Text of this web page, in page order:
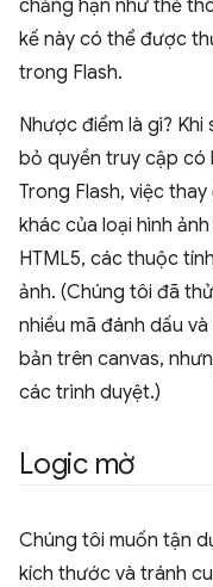
chẳng hạn như thẻ
kế này có thể được
trong Flash.
Nhược điểm là gì?
bỏ quyền truy cập có
Trong Flash, việc
khác của loại hình
HTML5, các thuộc
ảnh. (Chúng tôi đã
nhiều mã đánh dấu
bản trên canvas,
các trình duyệt.)
Logic mờ
Chúng tôi muốn tận
kích thước và tránh